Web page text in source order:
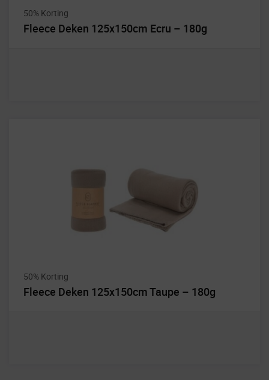
50% Korting
Fleece Deken 125x150cm Ecru – 180g
50% Korting
Fleece Deken 125x150cm Taupe – 180g